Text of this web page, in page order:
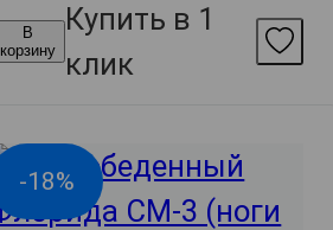
В
корзину
Купить в 1
клик
-18%